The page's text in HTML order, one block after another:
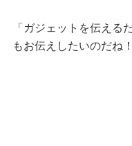
「ガジェットを伝える
もお伝えしたいのだね！